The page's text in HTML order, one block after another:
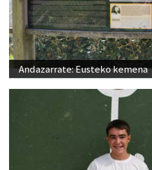
Andazarrate: Eusteko kemena